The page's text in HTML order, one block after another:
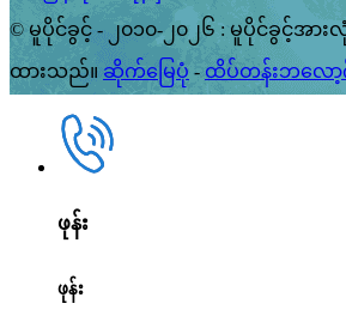
© မူပိုင်ခွင့် - ၂၀၁၀-၂၀၂၆ : မူပိုင်ခွင့်အာ
ထားသည်။ ဆိုက်မြေပုံ - ထိပ်တန်းဘလော့
ဖုန်း
ဖုန်း